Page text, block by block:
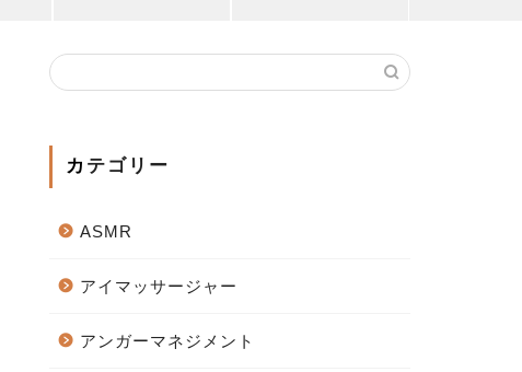
カテゴリー
ASMR
アイマッサージャー
アンガーマネジメント